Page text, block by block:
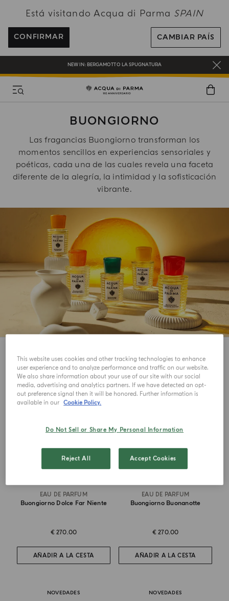
Está visitando Acqua di Parma SPAIN
CONFIRMAR CAMBIAR PAÍS
ENVÍO GRATUITO EN PEDIDOS SUPERIORES A 120€
REGÍSTRATE Y DISFRUTA DE UN MUNDO DE BENEFICIOS
REGALO EN TODOS LOS PEDIDOS SUPERIORES A 180€
NEW IN: BERGAMOTTO LA SPUGNATURA
BUONGIORNO
Las fragancias Buongiorno transforman los
momentos sencillos en experiencias sensoriales y
poéticas, cada una de las cuales revela una faceta
diferente de la alegría, la intimidad y la sofisticación
vibrante.
NOVEDADES
EAU DE PARFUM
Buongiorno Dolce Far Niente
€ 270.00
AÑADIR A LA CESTA
NOVEDADES
EAU DE PARFUM
Buongiorno Buonanotte
€ 270.00
AÑADIR A LA CESTA
NOVEDADES NOVEDADES
This website uses cookies and other tracking technologies to enhance
user experience and to analyze performance and traffic on our website.
We also share information about your use of our site with our social
media, advertising and analytics partners. If we have detected an opt-
out preference signal then it will be honored. Further information is
available in our Cookie Policy.
Do Not Sell or Share My Personal Information
Reject All Accept Cookies